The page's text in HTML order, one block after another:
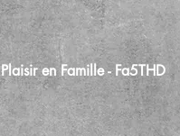
Plaisir en Famille - Fa5THD